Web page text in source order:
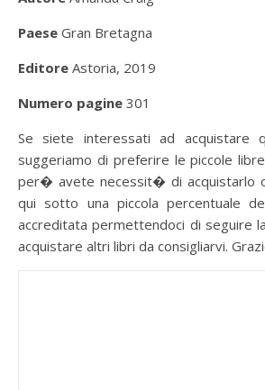
Paese Gran Bretagna
Editore Astoria, 2019
Numero pagine 301
Se siete interessati ad acquistare
suggeriamo di preferire le piccole
per� avete necessit� di acquistarlo
qui sotto una piccola percentuale
accreditata permettendoci di seguire
acquistare altri libri da consigliarvi.